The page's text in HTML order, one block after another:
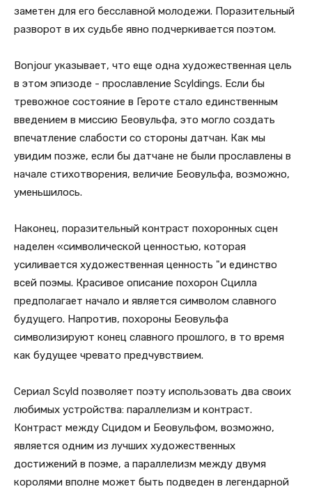
заметен для его бесславной молодежи. Поразительный
разворот в их судьбе явно подчеркивается поэтом.
Bonjour указывает, что еще одна художественная цель
в этом эпизоде ​​- прославление Scyldings. Если бы
тревожное состояние в Героте стало единственным
введением в миссию Беовульфа, это могло создать
впечатление слабости со стороны датчан. Как мы
увидим позже, если бы датчане не были прославлены в
начале стихотворения, величие Беовульфа, возможно,
уменьшилось.
Наконец, поразительный контраст похоронных сцен
наделен «символической ценностью, которая
усиливается художественная ценность "и единство
всей поэмы. Красивое описание похорон Сцилла
предполагает начало и является символом славного
будущего. Напротив, похороны Беовульфа
символизируют конец славного прошлого, в то время
как будущее чревато предчувствием.
Сериал Scyld позволяет поэту использовать два своих
любимых устройства: параллелизм и контраст.
Контраст между Сцидом и Беовульфом, возможно,
является одним из лучших художественных
достижений в поэме, а параллелизм между двумя
королями вполне может быть подведен в легендарной